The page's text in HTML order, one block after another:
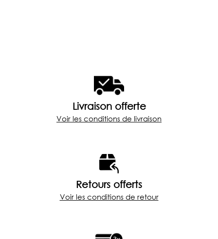
Livraison offerte
Voir les conditions de livraison
Retours offerts
Voir les conditions de retour